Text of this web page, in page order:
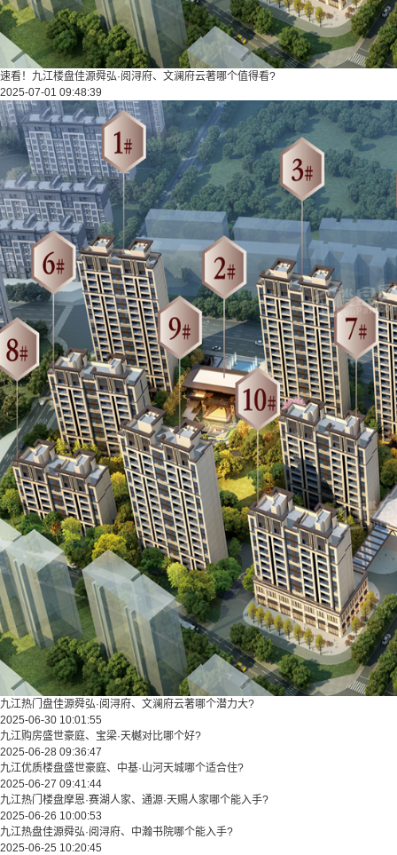
速看！九江楼盘佳源舜弘·阅浔府、文澜府云著哪个值得看?
2025-07-01 09:48:39
九江热门盘佳源舜弘·阅浔府、文澜府云著哪个潜力大?
2025-06-30 10:01:55
九江购房盛世豪庭、宝梁·天樾对比哪个好?
2025-06-28 09:36:47
九江优质楼盘盛世豪庭、中基·山河天城哪个适合住?
2025-06-27 09:41:44
九江热门楼盘摩恩·赛湖人家、通源·天赐人家哪个能入手?
2025-06-26 10:00:53
九江热盘佳源舜弘·阅浔府、中瀚书院哪个能入手?
2025-06-25 10:20:45